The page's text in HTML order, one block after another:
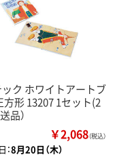
ク ホワイトアートブ
方形 13207 1セット(2
品）
￥2,068（税込）
8月20日（木）